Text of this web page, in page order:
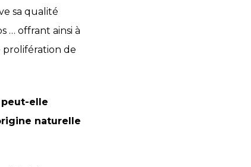
sa qualité
… offrant ainsi à
prolifération de
elle
naturelle